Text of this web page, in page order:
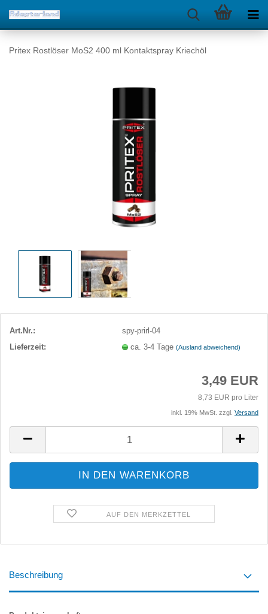
Pritex Rostlöser MoS2 400 ml Kontaktspray Kriechöl
Art.Nr.:
spy-prirl-04
Lieferzeit:
ca. 3-4 Tage(Ausland abweichend)
3,49 EUR
8,73 EUR pro Liter
inkl. 19% MwSt. zzgl. Versand
AUF DEN MERKZETTEL
Beschreibung